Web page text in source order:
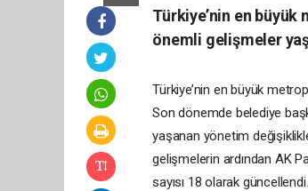
Türkiye’nin en
önemli gelişmeler
Türkiye’nin en büyük
Son dönemde belediye
yaşanan yönetim
gelişmelerin ardından AK
sayısı 18 olarak güncellendi.